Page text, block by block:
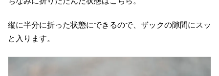
縦に半分に折った状態にできるので、ザックの隙間にスッ
と入ります。